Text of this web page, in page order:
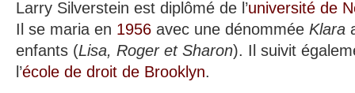
Larry Silverstein est diplômé de l’université de
Il se maria en 1956 avec une dénommée Klara
enfants (Lisa, Roger et Sharon). Il suivit
l’école de droit de Brooklyn.